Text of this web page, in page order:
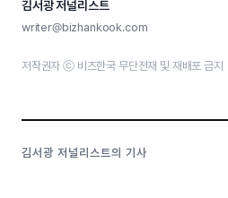
김서광 저널리스트
writer@bizhankook.com
저작권자 ⓒ 비즈한국 무단전재 및 재배포 금지
김서광 저널리스트의 기사